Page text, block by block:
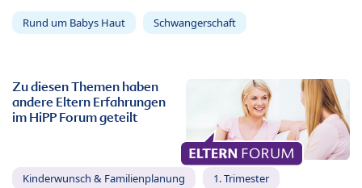
Rund um Babys Haut Schwangerschaft
Zu diesen Themen haben
andere Eltern Erfahrungen
im HiPP Forum geteilt
Kinderwunsch & Familienplanung 1. Trimester